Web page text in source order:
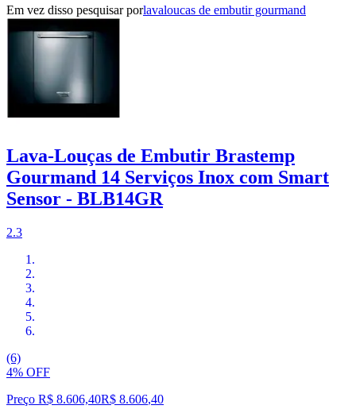
Em vez disso pesquisar porlavaloucas de embutir gourmand
Lava-Louças de Embutir Brastemp
Gourmand 14 Serviços Inox com Smart
Sensor - BLB14GR
2.3
(6)
4% OFF
Preço R$ 8.606,40R$ 8.606,40